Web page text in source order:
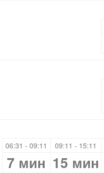
06:31 - 09:11
09:11 - 15:11
7 мин 15 мин